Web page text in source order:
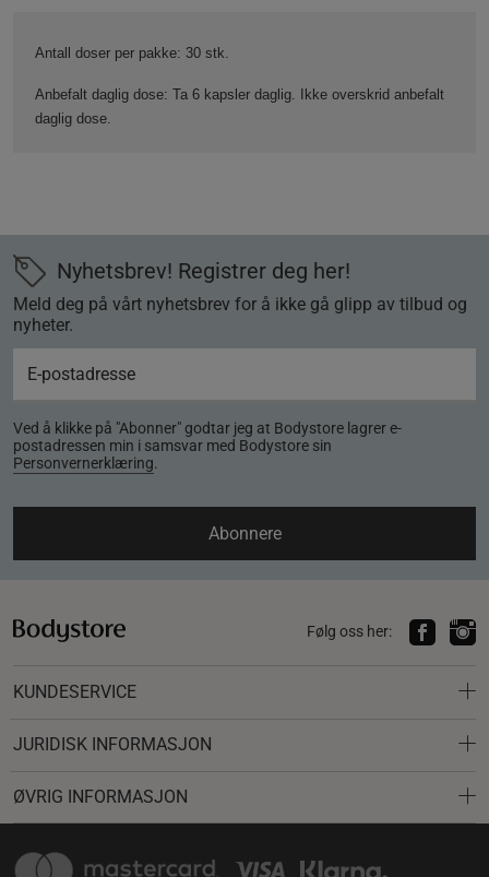
Antall doser per pakke: 30 stk.
Anbefalt daglig dose: Ta 6 kapsler daglig. Ikke overskrid anbefalt
daglig dose.
Nyhetsbrev! Registrer deg her!
Meld deg på vårt nyhetsbrev for å ikke gå glipp av tilbud og
nyheter.
Ved å klikke på "Abonner" godtar jeg at Bodystore lagrer e-
postadressen min i samsvar med Bodystore sin
Personvernerklæring.
Abonnere
Følg oss her:
KUNDESERVICE
JURIDISK INFORMASJON
ØVRIG INFORMASJON